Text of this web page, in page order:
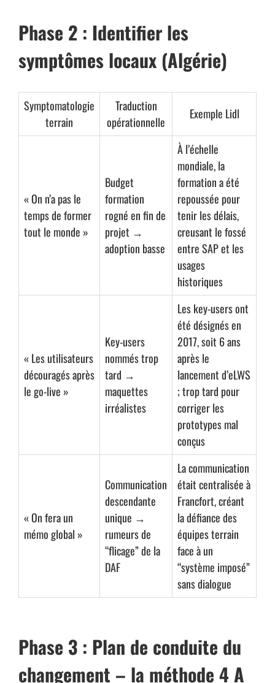
Phase 2 : Identifier les
symptômes locaux (Algérie)
Symptomatologie
terrain
Traduction
opérationnelle
Exemple Lidl
« On n’a pas le
temps de former
tout le monde »
Budget
formation
rogné en fin de
projet →
adoption basse
À l’échelle
mondiale, la
formation a été
repoussée pour
tenir les délais,
creusant le fossé
entre SAP et les
usages
historiques
« Les utilisateurs
découragés après
le go-live »
Key-users
nommés trop
tard →
maquettes
irréalistes
Les key-users ont
été désignés en
2017, soit 6 ans
après le
lancement d’eLWS
; trop tard pour
corriger les
prototypes mal
conçus
« On fera un
mémo global »
Communication
descendante
unique →
rumeurs de
“flicage” de la
DAF
La communication
était centralisée à
Francfort, créant
la défiance des
équipes terrain
face à un
“système imposé”
sans dialogue
Phase 3 : Plan de conduite du
changement – la méthode 4 A